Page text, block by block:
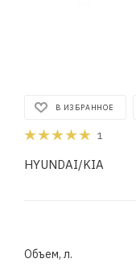
В ИЗБРАННОЕ
1
HYUNDAI/KIA
Объем, л.